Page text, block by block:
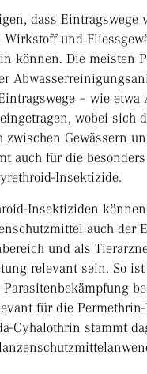
dass Eintragswege
und
können. Die meisten
– wie etwa
wobei sich
zwischen Gewässern
auch für die besonders
Insektizide.
Insektiziden
auch der
und als
relevant sein. So ist
für die
Cyhalothrin stammt